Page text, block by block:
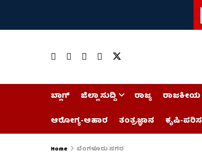
ಬ್ಲಾಗ್ ಜಿಲ್ಲಾ ಸುದ್ದಿ ರಾಜ್ಯ ರಾಜಕೀಯ
ಆರೋಗ್ಯ-ಆಹಾರ
ತಂತ್ರಜ್ಞಾನ ಕೃಷಿ-
Home ಬೆಂಗಳೂರು ನಗರ